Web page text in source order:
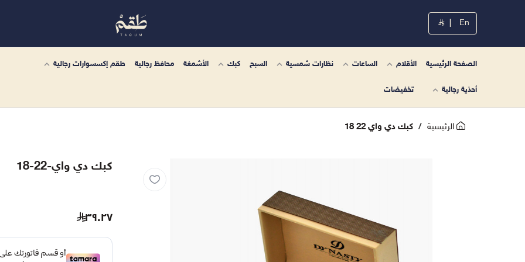
En
الصفحة الرئيسية الأقلام الساعات نظارات شمسية السبح كبك الأشمغة محافظ رجالية طقم إكسسوارات رجالية
أحذية رجالية تخفيضات
الرئيسية كبك دي واي 22 18
كبك دي واي-22-18
٣٩.٢٧